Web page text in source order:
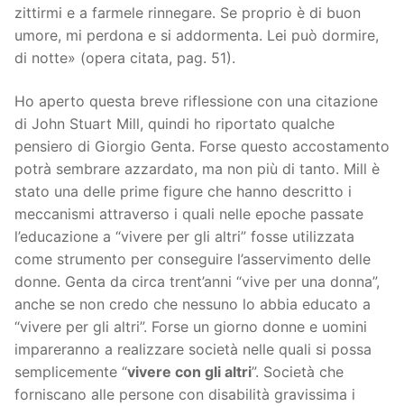
zittirmi e a farmele rinnegare. Se proprio è di buon
umore, mi perdona e si addormenta. Lei può dormire,
di notte» (opera citata, pag. 51).
Ho aperto questa breve riflessione con una citazione
di John Stuart Mill, quindi ho riportato qualche
pensiero di Giorgio Genta. Forse questo accostamento
potrà sembrare azzardato, ma non più di tanto. Mill è
stato una delle prime figure che hanno descritto i
meccanismi attraverso i quali nelle epoche passate
l’educazione a “vivere per gli altri” fosse utilizzata
come strumento per conseguire l’asservimento delle
donne. Genta da circa trent’anni “vive per una donna”,
anche se non credo che nessuno lo abbia educato a
“vivere per gli altri”. Forse un giorno donne e uomini
impareranno a realizzare società nelle quali si possa
semplicemente “vivere con gli altri”. Società che
forniscano alle persone con disabilità gravissima i